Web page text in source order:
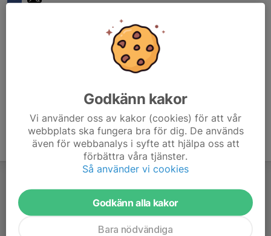
Godkänn kakor
Vi använder oss av kakor (cookies) för att vår
webbplats ska fungera bra för dig. De används
även för webbanalys i syfte att hjälpa oss att
förbättra våra tjänster.
Så använder vi cookies
Godkänn alla kakor
Bara nödvändiga